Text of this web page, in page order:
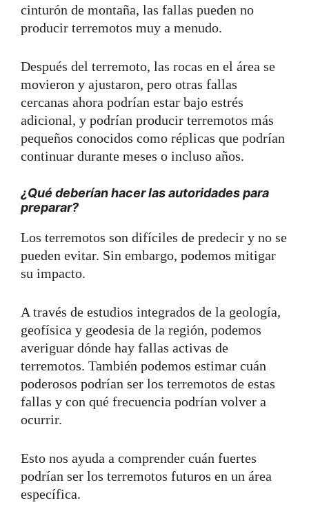
cinturón de montaña, las fallas pueden no
producir terremotos muy a menudo.
Después del terremoto, las rocas en el área se
movieron y ajustaron, pero otras fallas
cercanas ahora podrían estar bajo estrés
adicional, y podrían producir terremotos más
pequeños conocidos como réplicas que podrían
continuar durante meses o incluso años.
¿Qué deberían hacer las autoridades para
preparar?
Los terremotos son difíciles de predecir y no se
pueden evitar. Sin embargo, podemos mitigar
su impacto.
A través de estudios integrados de la geología,
geofísica y geodesia de la región, podemos
averiguar dónde hay fallas activas de
terremotos. También podemos estimar cuán
poderosos podrían ser los terremotos de estas
fallas y con qué frecuencia podrían volver a
ocurrir.
Esto nos ayuda a comprender cuán fuertes
podrían ser los terremotos futuros en un área
específica.